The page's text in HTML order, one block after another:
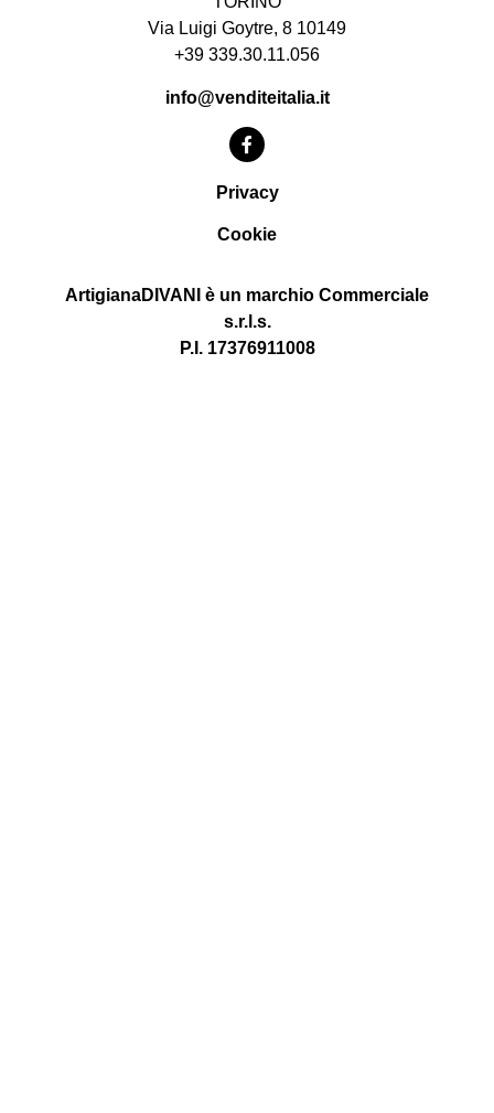
Via Luigi Goytre, 8 10149
+39 339.30.11.056
info@venditeitalia.it
Privacy
Cookie
ArtigianaDIVANI è un marchio Commerciale
s.r.l.s.
P.I. 17376911008